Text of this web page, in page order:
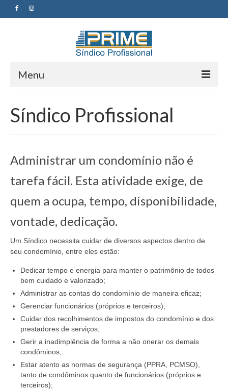
Menu
Quem somos
Serviços
Renegociação de Contrato
Gestão Condominial
Revisão de Contas
Dúvidas
Clientes
Solicite Proposta
Contato
Síndico Profissional
Administrar um condomínio não é
tarefa fácil. Esta atividade exige, de
quem a ocupa, tempo, disponibilidade,
vontade, dedicação.
Um Síndico necessita cuidar de diversos aspectos dentro de
seu condomínio, entre eles estão:
Dedicar tempo e energia para manter o patrimônio de todos
bem cuidado e valorizado;
Administrar as contas do condomínio de maneira eficaz;
Gerenciar funcionários (próprios e terceiros);
Cuidar dos recolhimentos de impostos do condomínio e dos
prestadores de serviços;
Gerir a inadimplência de forma a não onerar os demais
condôminos;
Estar atento as normas de segurança (PPRA, PCMSO),
tanto de condôminos quanto de funcionários (próprios e
terceiros);